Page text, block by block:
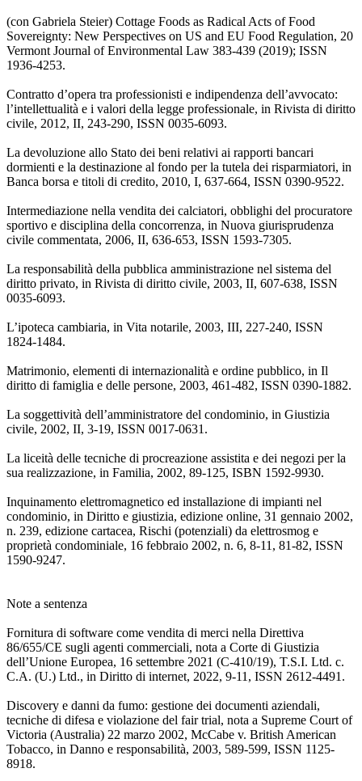
(con Gabriela Steier) Cottage Foods as Radical Acts of Food
Sovereignty: New Perspectives on US and EU Food Regulation, 20
Vermont Journal of Environmental Law 383-439 (2019); ISSN
1936-4253.
Contratto d’opera tra professionisti e indipendenza dell’avvocato:
l’intellettualità e i valori della legge professionale, in Rivista di diritto
civile, 2012, II, 243-290, ISSN 0035-6093.
La devoluzione allo Stato dei beni relativi ai rapporti bancari
dormienti e la destinazione al fondo per la tutela dei risparmiatori, in
Banca borsa e titoli di credito, 2010, I, 637-664, ISSN 0390-9522.
Intermediazione nella vendita dei calciatori, obblighi del procuratore
sportivo e disciplina della concorrenza, in Nuova giurisprudenza
civile commentata, 2006, II, 636-653, ISSN 1593-7305.
La responsabilità della pubblica amministrazione nel sistema del
diritto privato, in Rivista di diritto civile, 2003, II, 607-638, ISSN
0035-6093.
L’ipoteca cambiaria, in Vita notarile, 2003, III, 227-240, ISSN
1824-1484.
Matrimonio, elementi di internazionalità e ordine pubblico, in Il
diritto di famiglia e delle persone, 2003, 461-482, ISSN 0390-1882.
La soggettività dell’amministratore del condominio, in Giustizia
civile, 2002, II, 3-19, ISSN 0017-0631.
La liceità delle tecniche di procreazione assistita e dei negozi per la
sua realizzazione, in Familia, 2002, 89-125, ISBN 1592-9930.
Inquinamento elettromagnetico ed installazione di impianti nel
condominio, in Diritto e giustizia, edizione online, 31 gennaio 2002,
n. 239, edizione cartacea, Rischi (potenziali) da elettrosmog e
proprietà condominiale, 16 febbraio 2002, n. 6, 8-11, 81-82, ISSN
1590-9247.
Note a sentenza
Fornitura di software come vendita di merci nella Direttiva
86/655/CE sugli agenti commerciali, nota a Corte di Giustizia
dell’Unione Europea, 16 settembre 2021 (C-410/19), T.S.I. Ltd. c.
C.A. (U.) Ltd., in Diritto di internet, 2022, 9-11, ISSN 2612-4491.
Discovery e danni da fumo: gestione dei documenti aziendali,
tecniche di difesa e violazione del fair trial, nota a Supreme Court of
Victoria (Australia) 22 marzo 2002, McCabe v. British American
Tobacco, in Danno e responsabilità, 2003, 589-599, ISSN 1125-
8918.